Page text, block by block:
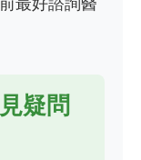
疑問